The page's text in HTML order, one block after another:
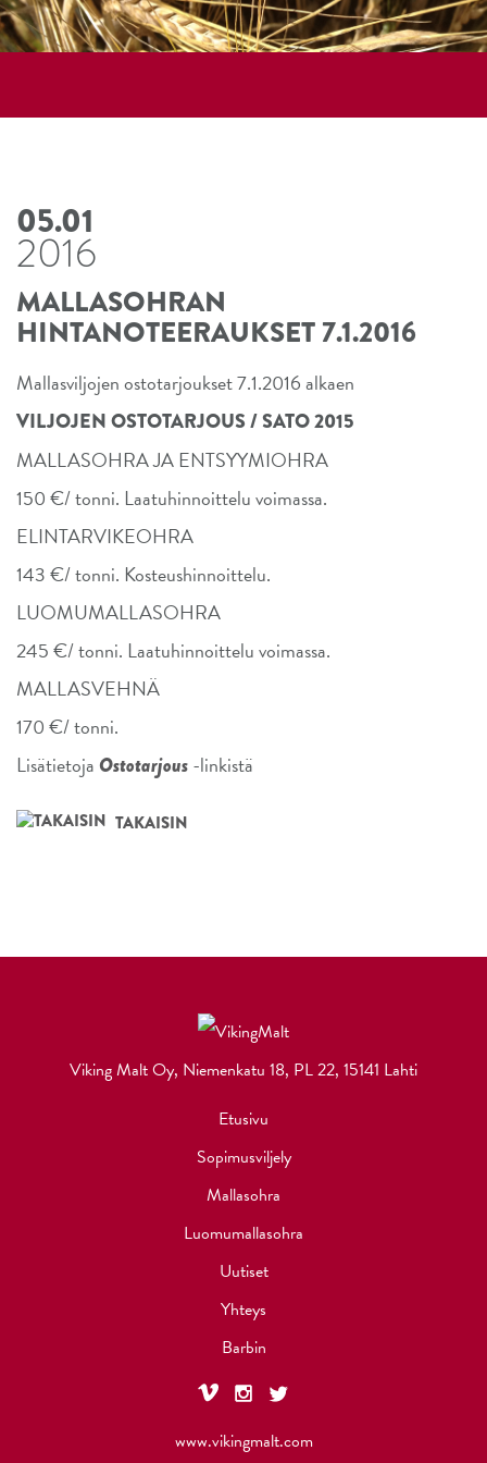
05.01
2016
MALLASOHRAN
HINTANOTEERAUKSET 7.1.2016
Mallasviljojen ostotarjoukset 7.1.2016 alkaen
VILJOJEN OSTOTARJOUS / SATO 2015
MALLASOHRA JA ENTSYYMIOHRA
150 €/ tonni. Laatuhinnoittelu voimassa.
ELINTARVIKEOHRA
143 €/ tonni. Kosteushinnoittelu.
LUOMUMALLASOHRA
245 €/ tonni. Laatuhinnoittelu voimassa.
MALLASVEHNÄ
170 €/ tonni.
LisätietojaOstotarjous-linkistä
TAKAISIN
Viking Malt Oy, Niemenkatu 18, PL 22, 15141 Lahti
Etusivu
Sopimusviljely
Mallasohra
Luomumallasohra
Uutiset
Yhteys
Barbin
www.vikingmalt.com